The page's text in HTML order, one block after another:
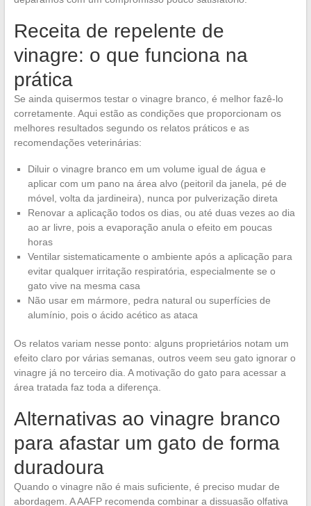
Receita de repelente de
vinagre: o que funciona na
prática
Se ainda quisermos testar o vinagre branco, é melhor fazê-lo
corretamente. Aqui estão as condições que proporcionam os
melhores resultados segundo os relatos práticos e as
recomendações veterinárias:
Diluir o vinagre branco em um volume igual de água e
aplicar com um pano na área alvo (peitoril da janela, pé de
móvel, volta da jardineira), nunca por pulverização direta
Renovar a aplicação todos os dias, ou até duas vezes ao dia
ao ar livre, pois a evaporação anula o efeito em poucas
horas
Ventilar sistematicamente o ambiente após a aplicação para
evitar qualquer irritação respiratória, especialmente se o
gato vive na mesma casa
Não usar em mármore, pedra natural ou superfícies de
alumínio, pois o ácido acético as ataca
Os relatos variam nesse ponto: alguns proprietários notam um
efeito claro por várias semanas, outros veem seu gato ignorar o
vinagre já no terceiro dia. A motivação do gato para acessar a
área tratada faz toda a diferença.
Alternativas ao vinagre branco
para afastar um gato de forma
duradoura
Quando o vinagre não é mais suficiente, é preciso mudar de
abordagem. A AAFP recomenda combinar a dissuasão olfativa